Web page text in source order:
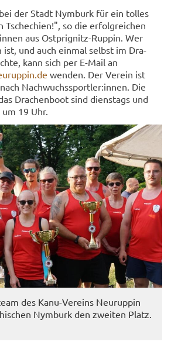
der Stadt Nym­burk für ein tol­les
Tsche­chi­en!", so die er­folg­rei­chen
aus Ostprignitz-​Ruppin. Wer
ist, und auch ein­mal selbst im Dra­
kann sich per E-​Mail an
wen­den. Der Ver­ein ist
Nach­wuchs­sport­ler:innen. Die
Dra­chen­boot sind diens­tags und
19 Uhr.
des Kanu-​Vereins Neu­rup­pin
Nym­burk den zwei­ten Platz.